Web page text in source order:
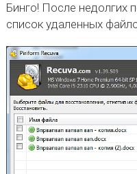
Бинго! После недолгих
список удаленных